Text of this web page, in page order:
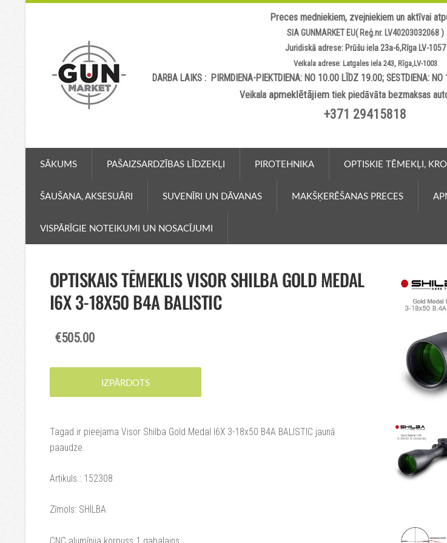
Preces medniekiem, zvejniekiem un aktīvai
SIA GUNMARKET EU( Reģ.nr. LV40203032068 )
Juridiskā adrese: Prūšu iela 23a-6,Rīga LV-1057
Veikala adrese: Latgales iela 243, Rīga,LV-1003
DARBA LAIKS : PIRMDIENA-PIEKTDIENA: NO 10.00 LĪDZ 19.00; SESTDIENA:
Veikala apmeklētājiemtiek piedāvāta bezmaksas
+371 29415818
SĀKUMS PAŠAIZSARDZĪBAS LĪDZEKĻI PIROTEHNIKA OPTISKIE TĒMEKĻI,
ŠAUŠANA, AKSESUĀRI SUVENĪRI UN DĀVANAS MAKŠĶERĒŠANAS PRECES
VISPĀRĪGIE NOTEIKUMI UN NOSACĪJUMI
OPTISKAIS TĒMEKLIS VISOR SHILBA GOLD MEDAL
I6X 3-18X50 B4A BALISTIC
€505.00
IZPĀRDOTS
Tagad ir pieejama Visor Shilba Gold Medal I6X 3-18x50 B4A BALISTIC jaunā
paaudze.
Artikuls.: 152308
Zīmols: SHILBA
CNC alumīnija korpuss 1 gabalains